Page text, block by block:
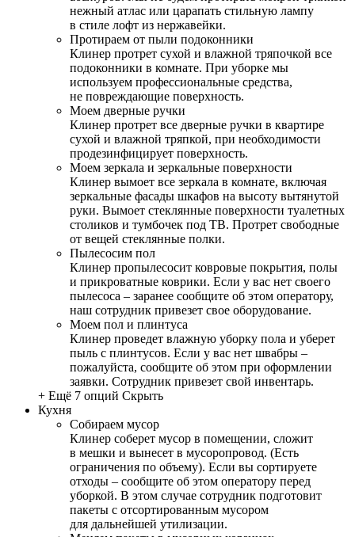
нежный атлас или царапать стильную лампу
в стиле лофт из нержавейки.
Протираем от пыли подоконники
Клинер протрет сухой и влажной тряпочкой все
подоконники в комнате. При уборке мы
используем профессиональные средства,
не повреждающие поверхность.
Моем дверные ручки
Клинер протрет все дверные ручки в квартире
сухой и влажной тряпкой, при необходимости
продезинфицирует поверхность.
Моем зеркала и зеркальные поверхности
Клинер вымоет все зеркала в комнате, включая
зеркальные фасады шкафов на высоту вытянутой
руки. Вымоет стеклянные поверхности туалетных
столиков и тумбочек под ТВ. Протрет свободные
от вещей стеклянные полки.
Пылесосим пол
Клинер пропылесосит ковровые покрытия, полы
и прикроватные коврики. Если у вас нет своего
пылесоса – заранее сообщите об этом оператору,
наш сотрудник привезет свое оборудование.
Моем пол и плинтуса
Клинер проведет влажную уборку пола и уберет
пыль с плинтусов. Если у вас нет швабры –
пожалуйста, сообщите об этом при оформлении
заявки. Сотрудник привезет свой инвентарь.
+ Ещё 7 опций Скрыть
Кухня
Собираем мусор
Клинер соберет мусор в помещении, сложит
в мешки и вынесет в мусоропровод. (Есть
ограничения по объему). Если вы сортируете
отходы – сообщите об этом оператору перед
уборкой. В этом случае сотрудник подготовит
пакеты с отсортированным мусором
для дальнейшей утилизации.